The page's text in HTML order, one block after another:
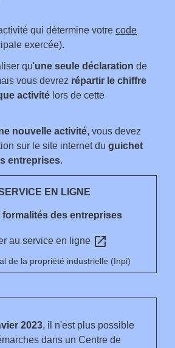
qui détermine votre code
exercée).
qu'une seule déclaration de
vous devrez répartir le chiffre
activité lors de cette
nouvelle activité, vous devez
sur le site internet du guichet
entreprises.
EN LIGNE
formalités des entreprises
au service en ligne open_in_new
de la propriété industrielle (Inpi)
2023, il n'est plus possible
dans un Centre de